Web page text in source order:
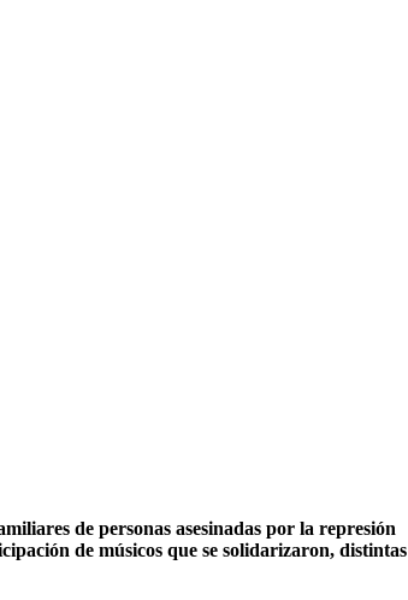
de personas asesinadas por la represión
de músicos que se solidarizaron, distintas